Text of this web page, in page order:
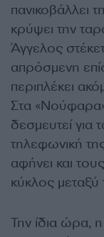
πανικοβάλλει
κρύψει την
Άγγελος
απρόσμενη
περιπλέκει
Στα
δεσμευτεί για
τηλεφωνική
αφήνει και
κύκλος μεταξύ
Την ίδια ώρα,